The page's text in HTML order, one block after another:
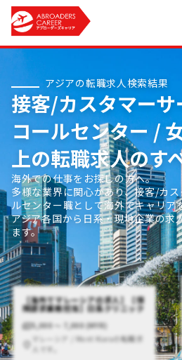
アジアの転職求人検索結果
接客/カスタマー
コールセンター /
上の転職求人のす
海外での仕事をお探しの方へ。
多様な業界に関心があり、接客/カ
ルセンター職として海外でキャリア
アジア各国から日系・現地企業の求
ます。
【海外でマレーシアの求人】【保
険請求業務担当】日系クリニック
5,000 〜 7,000 (MYR)
マレーシア / Mont Kiaraの転職求
人です。